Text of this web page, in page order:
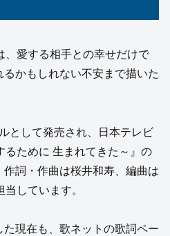
、愛する相手との幸せだけで
かもしれない不安まで描いた
として発売され、日本テレビ
るために 生まれてきた～』の
詞・作曲は桜井和寿、編曲は
しています。
現在も、歌ネットの歌詞ペー